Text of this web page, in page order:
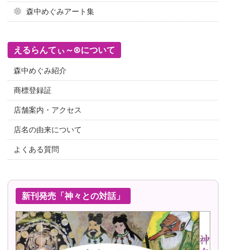
森中めぐみアート集
えるらんてぃ～®について
森中めぐみ紹介
商標登録証
店舗案内・アクセス
店名の由来について
よくある質問
新刊発売「神々との対話」